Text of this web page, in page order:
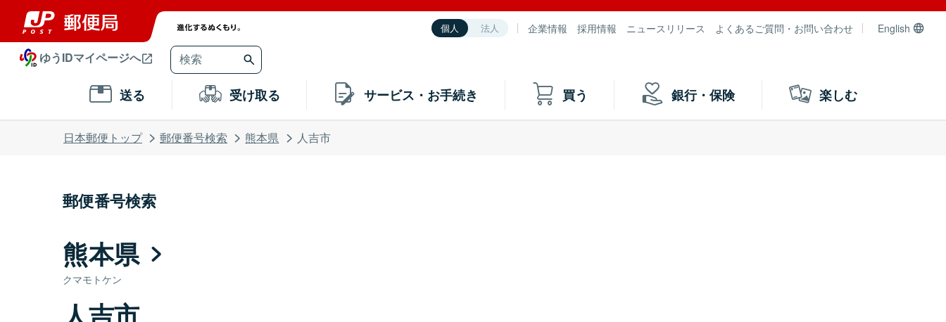
個人 法人 企業情報 採用情報 ニュースリリース よくあるご質問・お問い合わせ English
ゆうIDマイページへ
送る 受け取る サービス・お手続き 買う 銀行・保険 楽しむ
日本郵便トップ 郵便番号検索 熊本県 人吉市
郵便番号検索
熊本県
クマモトケン
人吉市